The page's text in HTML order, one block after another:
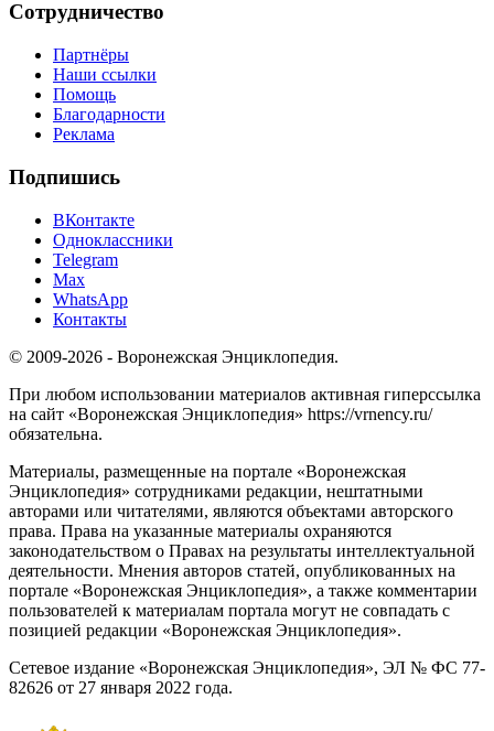
Сотрудничество
Партнёры
Наши ссылки
Помощь
Благодарности
Реклама
Подпишись
ВКонтакте
Одноклассники
Telegram
Max
WhatsApp
Контакты
© 2009-2026 - Воронежская Энциклопедия.
При любом использовании материалов активная гиперссылка
на сайт «Воронежская Энциклопедия» https://vrnency.ru/
обязательна.
Материалы, размещенные на портале «Воронежская
Энциклопедия» сотрудниками редакции, нештатными
авторами или читателями, являются объектами авторского
права. Права на указанные материалы охраняются
законодательством о Правах на результаты интеллектуальной
деятельности. Мнения авторов статей, опубликованных на
портале «Воронежская Энциклопедия», а также комментарии
пользователей к материалам портала могут не совпадать с
позицией редакции «Воронежская Энциклопедия».
Сетевое издание «Воронежская Энциклопедия», ЭЛ № ФС 77-
82626 от 27 января 2022 года.